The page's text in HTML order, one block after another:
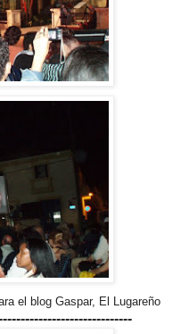
el blog Gaspar, El Lugareño